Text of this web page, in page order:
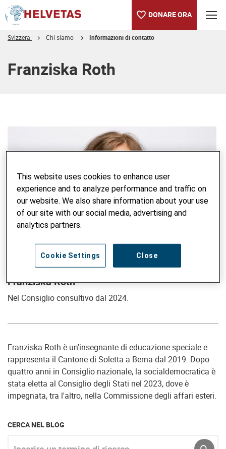
DONARE ORA
Svizzera Chi siamo Informazioni di contatto
Franziska Roth
Franziska Roth
Nel Consiglio consultivo dal 2024.
Franziska Roth è un'insegnante di educazione speciale e
rappresenta il Cantone di Soletta a Berna dal 2019. Dopo
quattro anni in Consiglio nazionale, la socialdemocratica è
stata eletta al Consiglio degli Stati nel 2023, dove è
impegnata, tra l'altro, nella Commissione degli affari esteri.
CERCA NEL BLOG
This website uses cookies to enhance user
experience and to analyze performance and traffic on
our website. We also share information about your use
of our site with our social media, advertising and
analytics partners.
Close
Cookie Settings